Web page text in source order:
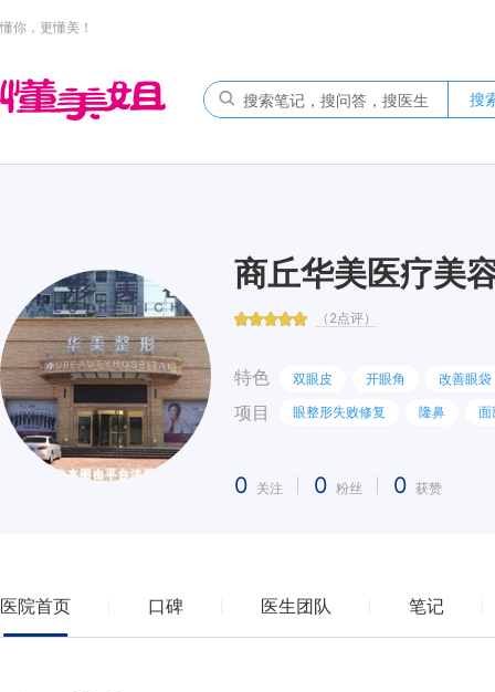
懂你，更懂美！
搜
商丘华美医疗美
（2点评）
特色
项目
双眼皮 开眼角
改善眼袋
眼整形失败修复
隆鼻 面
0 关注 0 粉丝 0 获赞
医院首页 口碑 医生团队 笔记